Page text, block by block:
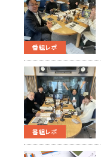
番組レポ
番組レポ